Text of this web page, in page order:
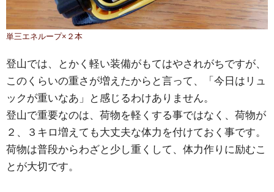
単三エネループ×２本
登山では、とかく軽い装備がもてはやされがちですが、
このくらいの重さが増えたからと言って、「今日はリュ
ックが重いなあ」と感じるわけありません。
登山で重要なのは、荷物を軽くする事ではなく、荷物が
２、３キロ増えても大丈夫な体力を付けておく事です。
荷物は普段からわざと少し重くして、体力作りに励むこ
とが大切です。